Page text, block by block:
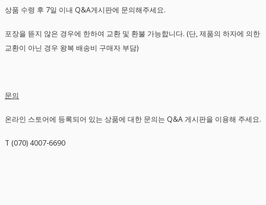
상품 수령 후 7일 이내 Q&A게시판에 문의해주세요.
포장을 뜯지 않은 경우에 한하여 교환 및 환불 가능합니다. (단, 제품의 하자에 의한
교환이 아닌 경우 왕복 배송비 구매자 부담)
문의
온라인 스토어에 등록되어 있는 상품에 대한 문의는 Q&A 게시판을 이용해 주세요.
T (070) 4007-6690